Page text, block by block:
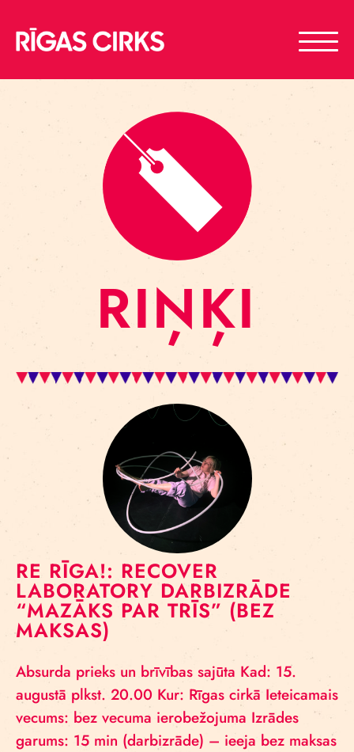
RIŅĶI
RE RĪGA!: RECOVER
LABORATORY DARBIZRĀDE
“MAZĀKS PAR TRĪS” (BEZ
MAKSAS)
Absurda prieks un brīvības sajūta Kad: 15.
augustā plkst. 20.00 Kur: Rīgas cirkā Ieteicamais
vecums: bez vecuma ierobežojuma Izrādes
garums: 15 min (darbizrāde) – ieeja bez maksas